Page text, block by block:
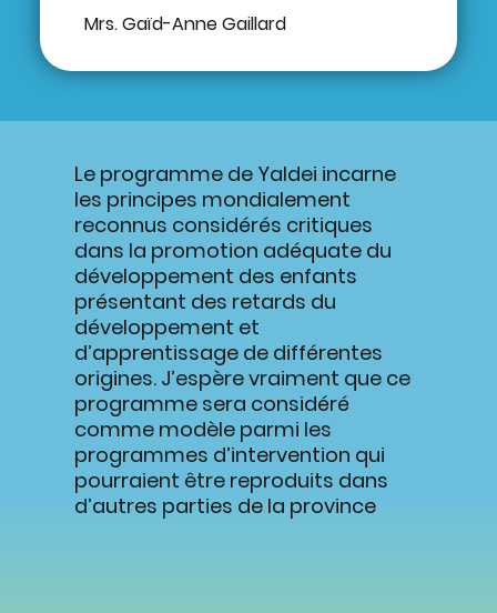
Le programme de Yaldei incarne
les principes mondialement
reconnus considérés critiques
dans la promotion adéquate du
développement des enfants
présentant des retards du
développement et
d’apprentissage de différentes
origines. J’espère vraiment que ce
programme sera considéré
comme modèle parmi les
programmes d’intervention qui
pourraient être reproduits dans
d’autres parties de la province
Mrs. Gaïd-Anne Gaillard